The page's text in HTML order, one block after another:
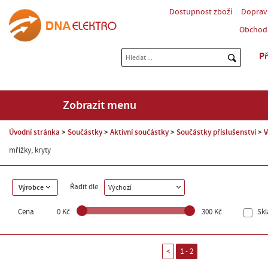
Dostupnost zboží
Zobrazit menu
Úvodní stránka Součástky Aktivní součástky Součástky příslušenství
mřížky, kryty
Výrobce Řadit dle Výchozí
Cena 0 Kč 300 Kč
< 1 - 2